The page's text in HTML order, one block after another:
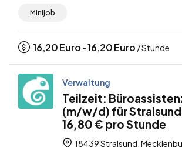
Minijob
16,20Euro -16,20Euro / Stunde
Verwaltung
Teilzeit:
(m/w/d) für Stralsund
16,80 € pro Stunde
18439 Stralsund,